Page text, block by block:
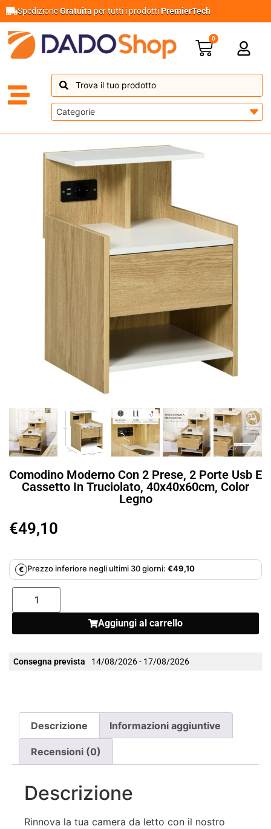
SpedizioneGratuita per tutti i prodottiPremierTech
0
Comodino Moderno Con 2 Prese, 2 Porte Usb E
Cassetto In Truciolato, 40x40x60cm, Color
Legno
€49,10
€ Prezzo inferiore negli ultimi 30 giorni: €49,10
Aggiungi al carrello
Consegna prevista 14/08/2026 - 17/08/2026
Descrizione Informazioni aggiuntive
Recensioni (0)
Descrizione
Rinnova la tua camera da letto con il nostro